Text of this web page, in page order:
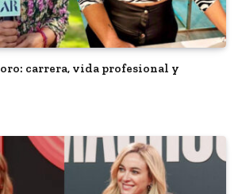
carrera, vida profesional y